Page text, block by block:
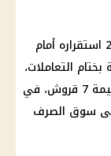
واصل سعر الدولار اليوم الخميس 7 مايو 2026 استقراره أمام
التعاملات،
بينما سجلت السوق الموازية تراجعًا جديدًا بقيمة 7 قروش، في
سوق الصرف